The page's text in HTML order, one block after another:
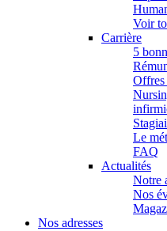
Voir
Carrière
5
Le
FAQ
Actualités
Notre
Nos
Nos adresses